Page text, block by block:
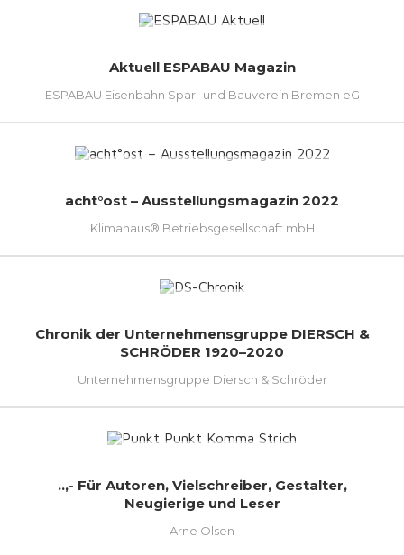
Aktuell ESPABAU Magazin
ESPABAU Eisenbahn Spar- und Bauverein Bremen eG
acht°ost – Ausstellungsmagazin 2022
Klimahaus® Betriebsgesellschaft mbH
Chronik der Unternehmensgruppe DIERSCH &
SCHRÖDER 1920–2020
Unternehmensgruppe Diersch & Schröder
..,- Für Autoren, Vielschreiber, Gestalter,
Neugierige und Leser
Arne Olsen